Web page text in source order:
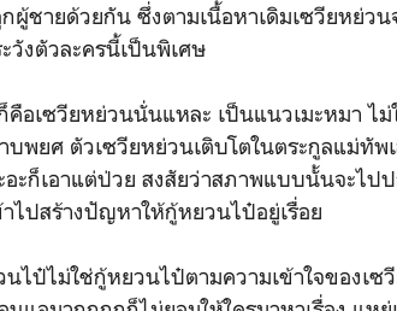
ผู้ชายด้วยกัน ซึ่งตามเนื้อหาเดิมเซวียหย่ว
วังตัวละครนี้เป็นพิเศษ
ซวียหย่วนนั่นแหละ เป็นแนวเมะหมา ไม่
พยศ ตัวเซวียหย่วนเติบโตในตระกูลแม่ทัพ
อะก็เอาแต่ป่วย สงสัยว่าสภาพแบบนั้นจะไป
ไปสร้างปัญหาให้กู้หยวนไป๋อยู่เรื่อย
ม่ใช่กู้หยวนไป๋ตามความเข้าใจของเซวี